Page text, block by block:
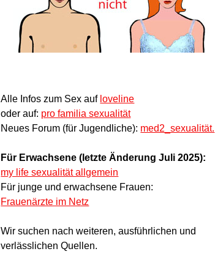
Alle Infos zum Sex auf loveline
oder auf: pro familia sexualität
Neues Forum (für Jugendliche): med2_sexualität.
Für Erwachsene (letzte Änderung Juli 2025):
my life sexualität allgemein
Für junge und erwachsene Frauen:
Frauenärzte im Netz
Wir suchen nach weiteren, ausführlichen und
verlässlichen Quellen.